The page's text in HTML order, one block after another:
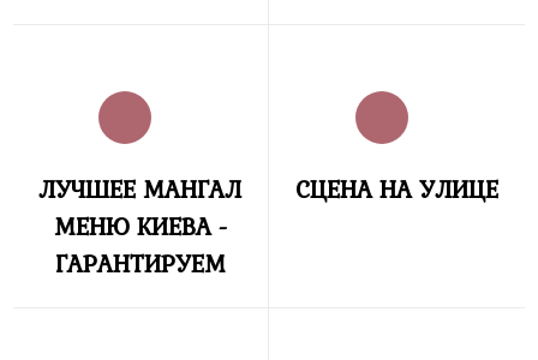
ЛУЧШЕЕ МАНГАЛ
МЕНЮ КИЕВА -
ГАРАНТИРУЕМ
СЦЕНА НА УЛИЦЕ